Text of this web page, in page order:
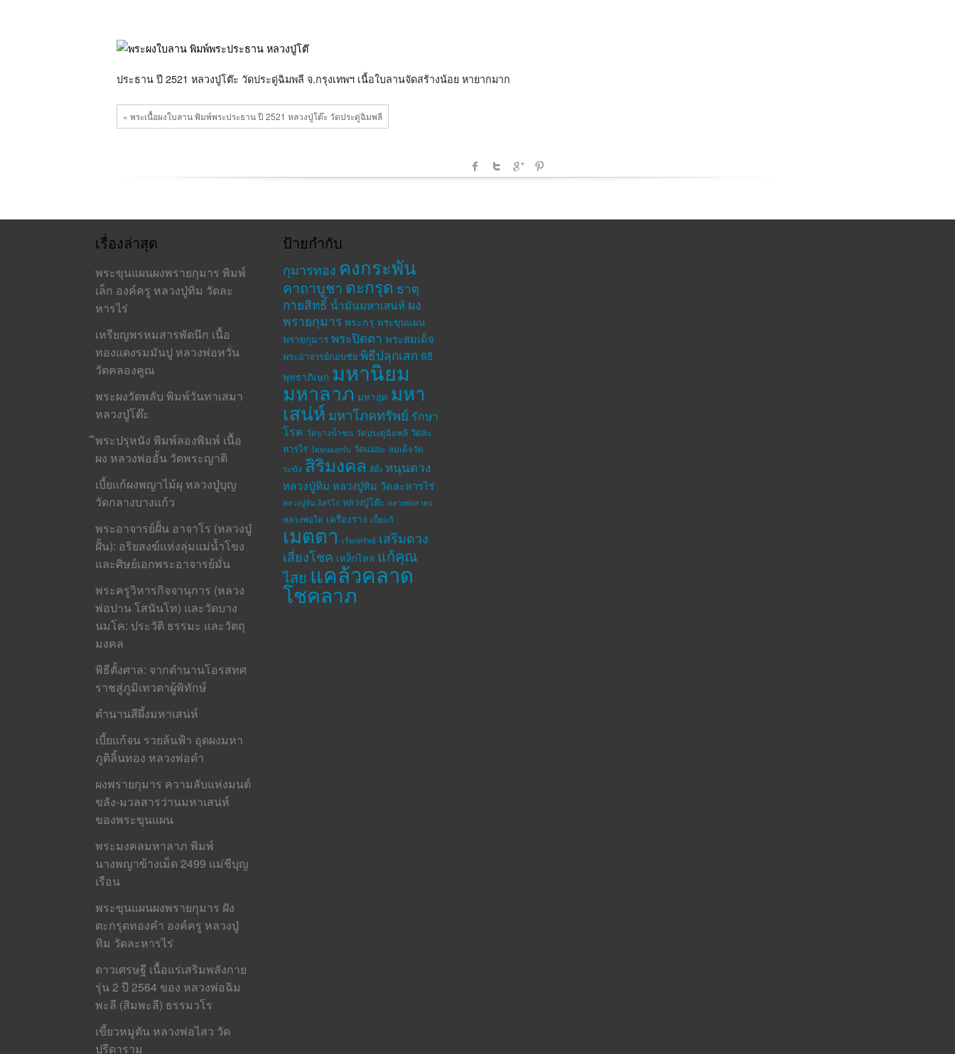
ประธาน
หลวง
โต๊ะ
ประดู่
ฉิมพลี
ประธาน ปี 2521 หลวงปู่โต๊ะ วัดประดู่ฉิมพลี จ.กรุงเทพฯ เนื้อใบลานจัดสร้างน้อย หายากมาก
« พระเนื้อผงใบลาน พิมพ์พระประธาน ปี 2521 หลวงปู่โต๊ะ วัดประดู่ฉิมพลี
เรื่องล่าสุด
พระขุนแผนผงพรายกุมาร พิมพ์
เล็ก องค์ครู หลวงปู่ทิม วัดละ
หารไร่
เหรียญพรหมสารพัดนึก เนื้อ
ทองแดงรมมันปู หลวงพ่อหวั่น
วัดคลองคูณ
พระผงวัดพลับ พิมพ์วันทาเสมา
หลวงปู่โต๊ะ
ิพระปรุหนัง พิมพ์ลองพิมพ์ เนื้อ
ผง หลวงพ่ออั้น วัดพระญาติ
เบี้ยแก้ผงพญาไม้ผุ หลวงปู่บุญ
วัดกลางบางแก้ว
พระอาจารย์ฝั้น อาจาโร (หลวงปู่
ฝั้น): อริยสงฆ์แห่งลุ่มแม่น้ำโขง
และศิษย์เอกพระอาจารย์มั่น
พระครูวิหารกิจจานุการ (หลวง
พ่อปาน โสนันโท) และวัดบาง
นมโค: ประวัติ ธรรมะ และวัตถุ
มงคล
พิธีตั้งศาล: จากตำนานโอรสทศ
ราชสู่ภูมิเทวดาผู้พิทักษ์
ตำนานสีผึ้งมหาเสน่ห์
เบี้ยแก้จน รวยล้นฟ้า อุดผงมหา
ภูติลิ้นทอง หลวงพ่อดำ
ผงพรายกุมาร ความลับแห่งมนต์
ขลัง-มวลสารว่านมหาเสน่ห์
ของพระขุนแผน
พระมงคลมหาลาภ พิมพ์
นางพญาข้างเม็ด 2499 แม่ชีบุญ
เรือน
พระขุนแผนผงพรายกุมาร ฝัง
ตะกรุดทองคำ องค์ครู หลวงปู่
ทิม วัดละหารไร่
ดาวเศรษฐี เนื้อแร่เสริมพลังกาย
รุ่น 2 ปี 2564 ของ หลวงพ่อฉิม
พะลี (สิมพะลี) ธรรมวโร
เขี้ยวหมูตัน หลวงพ่อไสว วัด
ปรีดาราม
ป้ายกำกับ
กุมารทอง คงกระพัน
คาถาบูชา ตะกรุด ธาตุ
กายสิทธิ์ น้ำมันมหาเสน่ห์ ผง
พรายกุมาร พระกรุ พระขุนแผน
พรายกุมาร พระปิดตา พระสมเด็จ
พระอาจารย์กอบชัย พิธีปลุกเสก พิธี
พุทธาภิเษก มหานิยม
มหาลาภ มหาอุด มหา
เสน่ห์ มหาโภคทรัพย์ รักษา
โรค วัดบางน้ำชน วัดประดู่ฉิมพลี วัดละ
หารไร่ วัดหนองกรับ วัดแม่ยะ สมเด็จวัด
ระฆัง สิริมงคล สีผึ้ง หนุนดวง
หลวงปู่ทิม หลวงปู่ทิม วัดละหารไร่
หลวงปู่ทิม อิสริโก หลวงปู่โต๊ะ หลวงพ่อสาคร
หลวงพ่อโต เครื่องราง เบี้ยแก้
เมตตา เรียกทรัพย์ เสริมดวง
เสี่ยงโชค เหล็กไหล แก้คุณ
ไสย แคล้วคลาด
โชคลาภ